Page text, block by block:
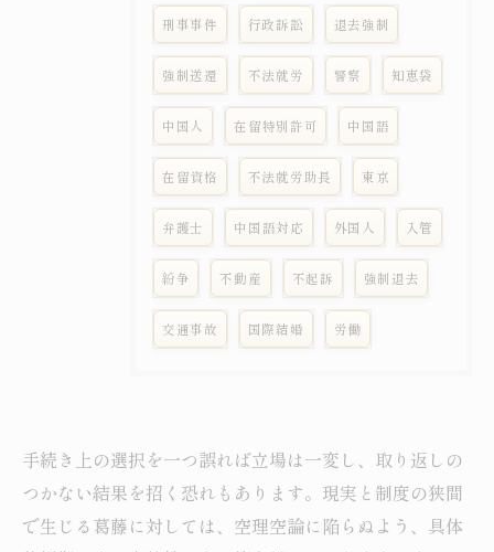
刑事事件 行政訴訟 退去強制
強制送還 不法就労 警察 知恵袋
中国人 在留特別許可 中国語
在留資格 不法就労助長 東京
弁護士 中国語対応 外国人 入管
紛争 不動産 不起訴 強制退去
交通事故 国際結婚 労働
手続き上の選択を一つ誤れば立場は一変し、取り返しの
つかない結果を招く恐れもあります。現実と制度の狭間
で生じる葛藤に対しては、空理空論に陥らぬよう、具体